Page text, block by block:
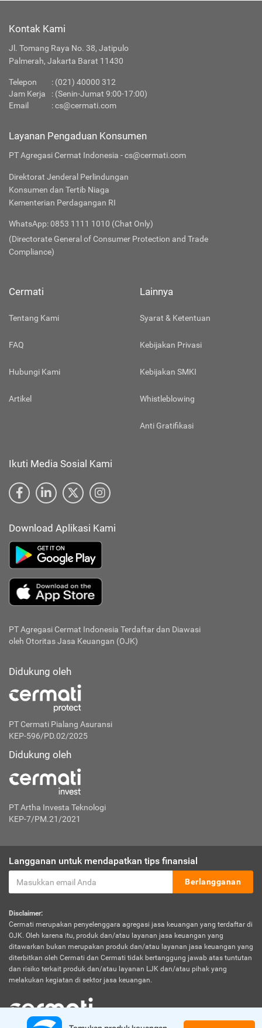
Kontak Kami
Jl. Tomang Raya No. 38, Jatipulo
Palmerah, Jakarta Barat 11430
Telepon : (021) 40000 312
Jam Kerja
: (Senin-Jumat 9:00-17:00)
Email
:cs@cermati.com
Layanan Pengaduan Konsumen
PT Agregasi Cermat Indonesia - cs@cermati.com
Direktorat Jenderal Perlindungan
Konsumen dan Tertib Niaga
Kementerian Perdagangan RI
WhatsApp: 0853 1111 1010 (Chat Only)
(Directorate General of Consumer Protection and Trade
Compliance)
Cermati
Tentang Kami
FAQ
Hubungi Kami
Artikel
Lainnya
Syarat & Ketentuan
Kebijakan Privasi
Kebijakan SMKI
Whistleblowing
Anti Gratifikasi
Ikuti Media Sosial Kami
Download Aplikasi Kami
PT Agregasi Cermat Indonesia Terdaftar dan Diawasi
oleh Otoritas Jasa Keuangan (OJK)
Didukung oleh
PT Cermati Pialang Asuransi
KEP-596/PD.02/2025
Didukung oleh
PT Artha Investa Teknologi
KEP-7/PM.21/2021
Langganan untuk mendapatkan tips finansial
Berlangganan
Disclaimer:
Cermati merupakan penyelenggara agregasi jasa keuangan yang terdaftar di
OJK. Oleh karena itu, produk dan/atau layanan jasa keuangan yang
ditawarkan bukan merupakan produk dan/atau layanan jasa keuangan yang
diterbitkan oleh Cermati dan Cermati tidak bertanggung jawab atas tuntutan
dan risiko terkait produk dan/atau layanan LJK dan/atau pihak yang
melakukan kegiatan di sektor jasa keuangan.